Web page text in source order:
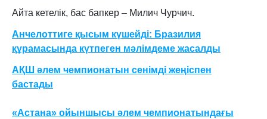
Айта кетелік, бас бапкер – Милич Чурчич.
Анчелоттиге қысым күшейді: Бразилия
құрамасында күтпеген мәлімдеме жасалды
АҚШ әлем чемпионатын сенімді жеңіспен
бастады
«Астана» ойыншысы әлем чемпионатындағы